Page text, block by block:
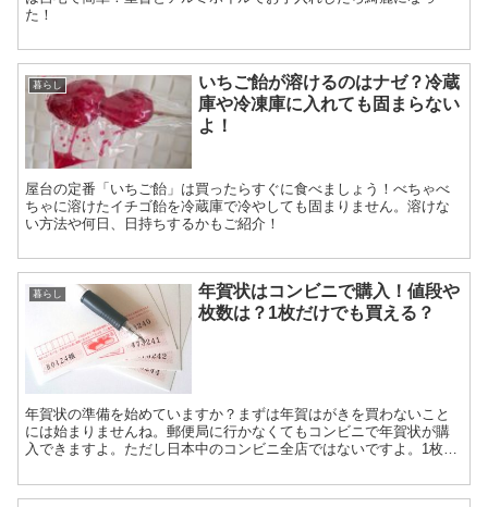
た！
暮らし
いちご飴が溶けるのはナゼ？冷蔵
庫や冷凍庫に入れても固まらない
よ！
屋台の定番「いちご飴」は買ったらすぐに食べましょう！べちゃべ
ちゃに溶けたイチゴ飴を冷蔵庫で冷やしても固まりません。溶けな
い方法や何日、日持ちするかもご紹介！
暮らし
年賀状はコンビニで購入！値段や
枚数は？1枚だけでも買える？
年賀状の準備を始めていますか？まずは年賀はがきを買わないこと
には始まりませんね。郵便局に行かなくてもコンビニで年賀状が購
入できますよ。ただし日本中のコンビニ全店ではないですよ。1枚だ